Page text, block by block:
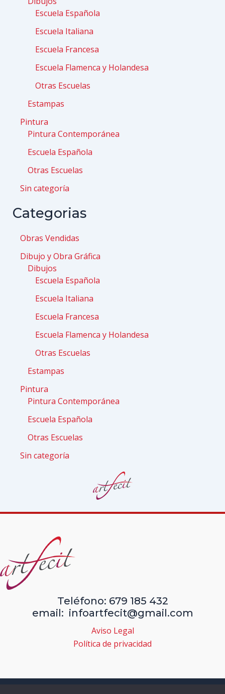
Escuela Española
Escuela Italiana
Escuela Francesa
Escuela Flamenca y Holandesa
Otras Escuelas
Estampas
Pintura
Pintura Contemporánea
Escuela Española
Otras Escuelas
Sin categoría
Categorias
Obras Vendidas
Dibujo y Obra Gráfica
Dibujos
Escuela Española
Escuela Italiana
Escuela Francesa
Escuela Flamenca y Holandesa
Otras Escuelas
Estampas
Pintura
Pintura Contemporánea
Escuela Española
Otras Escuelas
Sin categoría
Teléfono: 679 185 432
email: infoartfecit@gmail.com
Aviso Legal
Política de privacidad